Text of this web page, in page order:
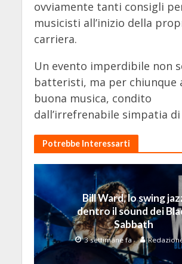
ovviamente tanti consigli
musicisti all’inizio della
carriera.
Un evento imperdibile non
batteristi, ma per chiunque
buona musica, condito
dall’irrefrenabile simpatia di
Potrebbe Interessarti
Bill Ward, lo swing
dentro il sound dei
Sabbath
3 settimane fa